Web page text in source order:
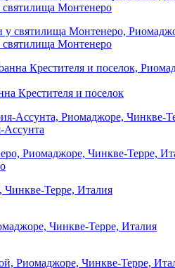
Монтенеро
Монтенеро
Крестителя и поселок
Ассунта